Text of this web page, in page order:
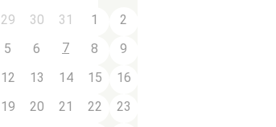
29 30 31 1
2
5 6 7 8
9
12 13 14 15
16
19 20 21 22
23